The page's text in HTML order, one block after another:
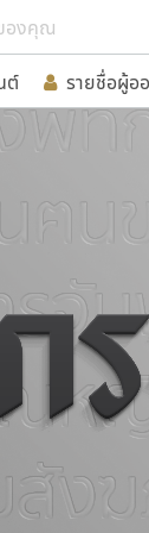
ต์ รายชื่อผู้อ
มด
อนละ ๓๐ ฟ
ะมีประโยชน์
านเพื่อสืบสา
ร่ข้อมูลจาก